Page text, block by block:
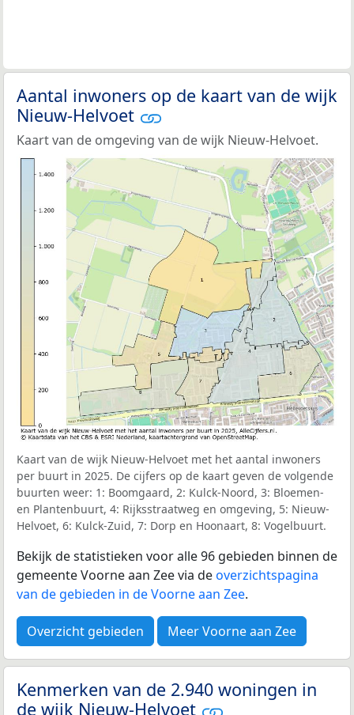
Aantal inwoners op de kaart van de wijk
Nieuw-Helvoet
Kaart van de omgeving van de wijk Nieuw-Helvoet.
Kaart van de wijk Nieuw-Helvoet met het aantal inwoners
per buurt in 2025. De cijfers op de kaart geven de volgende
buurten weer: 1: Boomgaard, 2: Kulck-Noord, 3: Bloemen-
en Plantenbuurt, 4: Rijksstraatweg en omgeving, 5: Nieuw-
Helvoet, 6: Kulck-Zuid, 7: Dorp en Hoonaart, 8: Vogelbuurt.
Bekijk de statistieken voor alle 96 gebieden binnen de
gemeente Voorne aan Zee via deoverzichtspagina
van de gebieden in de Voorne aan Zee.
Overzicht gebieden Meer Voorne aan Zee
Kenmerken van de 2.940 woningen in
de wijk Nieuw-Helvoet